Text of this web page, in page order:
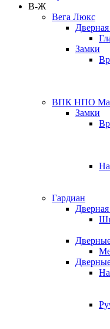
В-Ж
Вега Люкс
Замки
ВПК НПО
Замки
Гардиан